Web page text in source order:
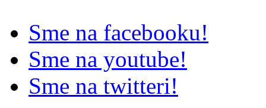
Sme na facebooku!
Sme na youtube!
Sme na twitteri!